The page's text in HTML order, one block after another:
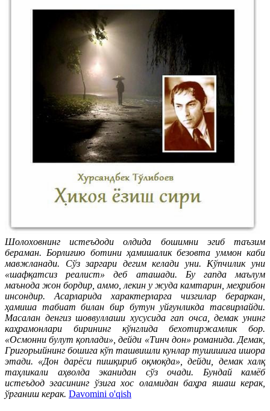
Шолоховнинг истеъдоди олдида бошимни эгиб таъзим
бераман. Борлиғию ботини ҳамишалик безовта уммон каби
мавжланади. Сўз заргари дегим келади уни. Кўпчилик уни
«шафқатсиз реалист» деб аташади. Бу гапда маълум
маънода жон бордир, аммо, лекин у жуда камтарин, меҳрибон
инсондир. Асарларида характерларга чизгилар бераркан,
ҳамиша табиат билан бир бутун уйғунликда тасвирлайди.
Масалан денгиз шоввуллаши хусусида гап очса, демак унинг
каҳрамонлари бирининг кўнглида бехотиржамлик бор.
«Осмонни булут қоплади», дейди «Тинч дон» романида. Демак,
Григорьийнинг бошига кўп ташвишли кунлар тушишига ишора
этади. «Дон дарёси пишқириб оқмоқда», дейди, демак халқ
таҳликали аҳволда эканидан сўз очади. Бундай камёб
истеъдод эгасининг ўзига хос оламидан баҳра яшаш керак,
ўрганиш керак. Davomini o'qish